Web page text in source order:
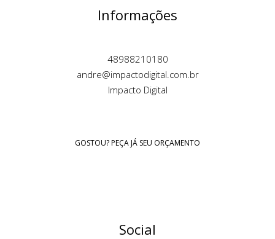
Informações
48988210180
andre@impactodigital.com.br
Impacto Digital
GOSTOU? PEÇA JÁ SEU ORÇAMENTO
Social